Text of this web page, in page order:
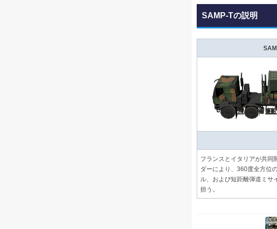
SAMP-Tの説明
フランスとイタリアが共同
ダーにより、360度全方位
ル、および短距離弾道ミサ
担う。